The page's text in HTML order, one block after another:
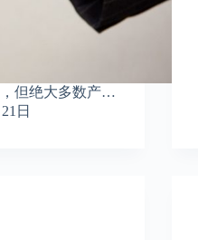
但绝大多数产…
日